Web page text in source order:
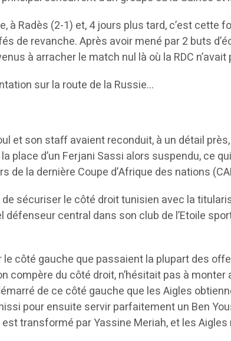
à Radès (2-1) et, 4 jours plus tard, c’est
de revanche. Après avoir mené par 2 buts
à arracher le match nul là où la RDC
sur la route de la Russie…
et son staff avaient reconduit, à un détail
place d’un Ferjani Sassi alors suspendu, ce
de la dernière Coupe d’Afrique des nations
sécuriser le côté droit tunisien avec la
défenseur central dans son club de l’Etoile
le côté gauche que passaient la plupart des
compère du côté droit, n’hésitait pas à
de ce côté gauche que les Aigles
pour ensuite servir parfaitement un Ben
transformé par Yassine Meriah, et les